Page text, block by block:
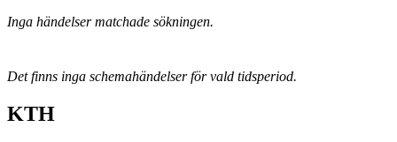
Inga händelser matchade sökningen.
Det finns inga schemahändelser för vald tidsperiod.
KTH